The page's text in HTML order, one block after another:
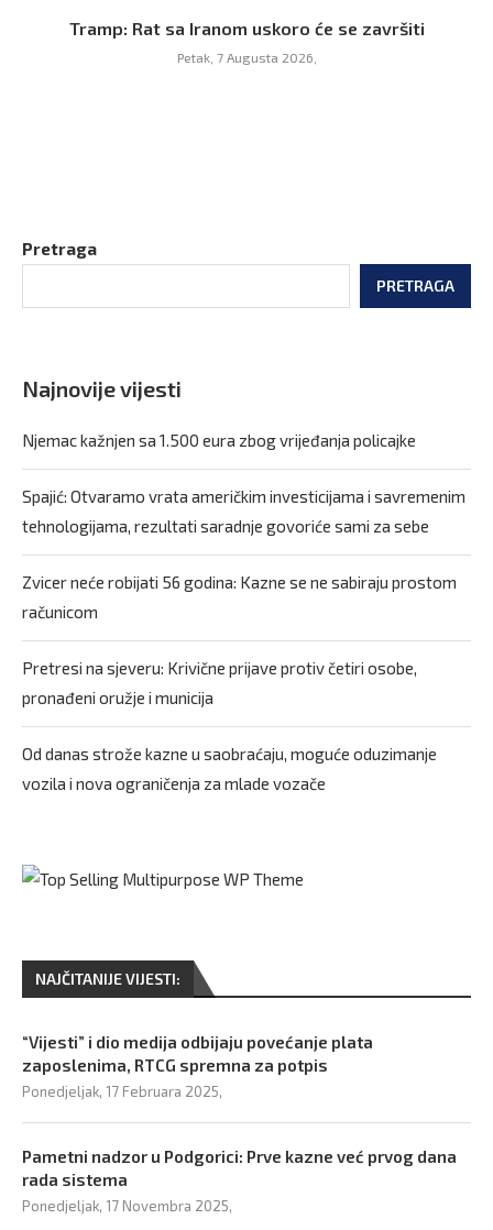
Tramp: Rat sa Iranom uskoro će se završiti
Petak, 7 Augusta 2026,
Pretraga
PRETRAGA
Najnovije vijesti
Njemac kažnjen sa 1.500 eura zbog vrijeđanja policajke
Spajić: Otvaramo vrata američkim investicijama i savremenim
tehnologijama, rezultati saradnje govoriće sami za sebe
Zvicer neće robijati 56 godina: Kazne se ne sabiraju prostom
računicom
Pretresi na sjeveru: Krivične prijave protiv četiri osobe,
pronađeni oružje i municija
Od danas strože kazne u saobraćaju, moguće oduzimanje
vozila i nova ograničenja za mlade vozače
NAJČITANIJE VIJESTI:
“Vijesti” i dio medija odbijaju povećanje plata
zaposlenima, RTCG spremna za potpis
Ponedjeljak, 17 Februara 2025,
Pametni nadzor u Podgorici: Prve kazne već prvog dana
rada sistema
Ponedjeljak, 17 Novembra 2025,